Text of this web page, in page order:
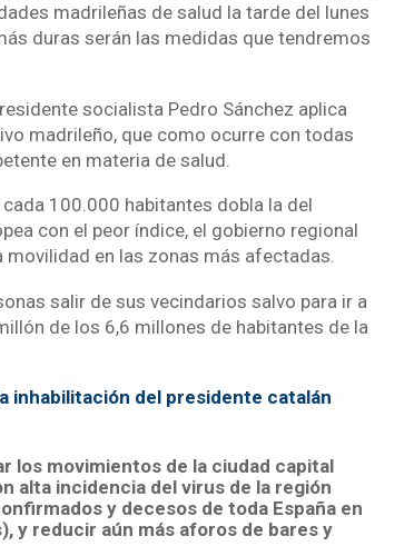
madrileñas de salud la tarde del lunes
duras serán las medidas que tendremos
socialista Pedro Sánchez aplica
madrileño, que como ocurre con todas
en materia de salud.
100.000 habitantes dobla la del
con el peor índice, el gobierno regional
en las zonas más afectadas.
salir de sus vecindarios salvo para ir a
de los 6,6 millones de habitantes de la
inhabilitación del presidente catalán
los movimientos de la ciudad capital
alta incidencia del virus de la región
y decesos de toda España en
y reducir aún más aforos de bares y